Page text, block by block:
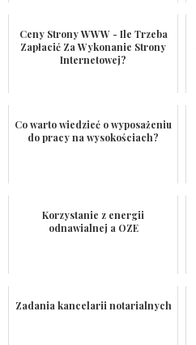
Ceny Strony WWW - Ile Trzeba
Zapłacić Za Wykonanie Strony
Internetowej?
Co warto wiedzieć o wyposażeniu
do pracy na wysokościach?
Korzystanie z energii
odnawialnej a OZE
Zadania kancelarii notarialnych